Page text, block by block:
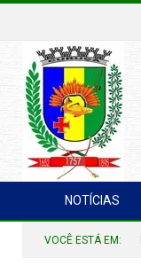
NOTÍCIAS
VOCÊ ESTÁ EM: